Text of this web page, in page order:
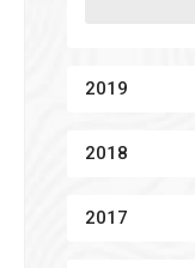
2019
2018
2017